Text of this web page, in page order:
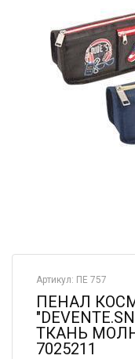
Артикул: ПЕ 757
ПЕНАЛ
ТКАНЬ
7025211